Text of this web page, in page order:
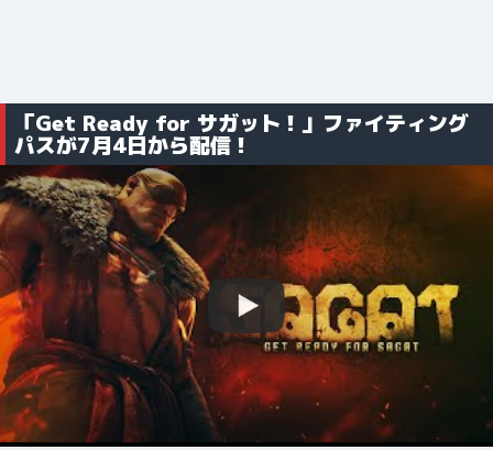
「Get Ready for サガット！」ファイティング
パスが7月4日から配信！